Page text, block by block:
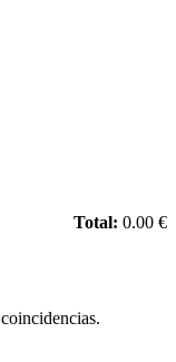
Total: 0.00 €
coincidencias.